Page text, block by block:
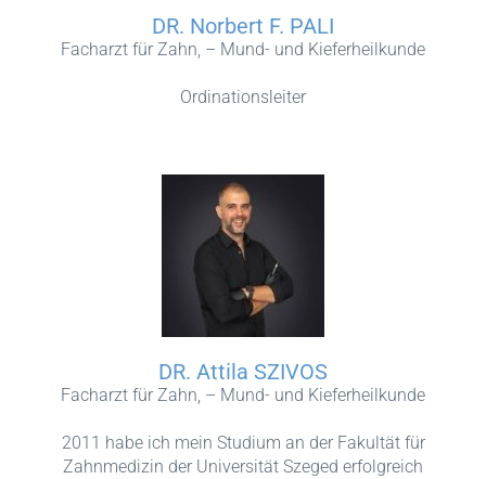
DR. Norbert F. PALI
Facharzt für Zahn, – Mund- und Kieferheilkunde
Ordinationsleiter
DR. Attila SZIVOS
Facharzt für Zahn, – Mund- und Kieferheilkunde
2011 habe ich mein Studium an der Fakultät für
Zahnmedizin der Universität Szeged erfolgreich